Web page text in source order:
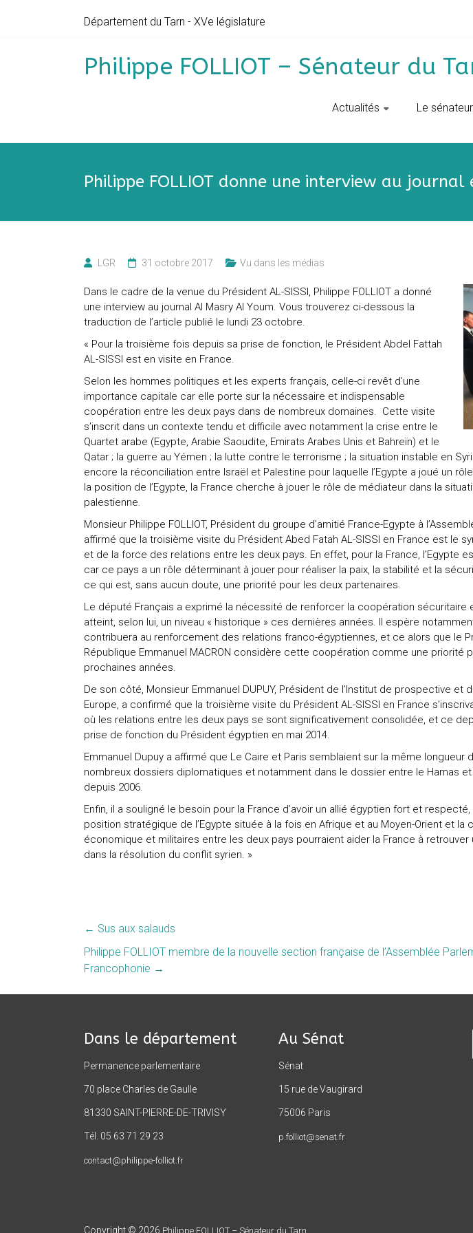
Département du Tarn - XVe législature
Philippe FOLLIOT – Sénateur du
Actualités Le sénateur
Philippe FOLLIOT donne une interview au
LGR 31 octobre 2017 Vu dans les médias
Dans le cadre de la venue du Président AL-SISSI, Philippe FOLLIOT a donné
une interview au journal Al Masry Al Youm. Vous trouverez ci-dessous la
traduction de l’article publié le lundi 23 octobre.
« Pour la troisième fois depuis sa prise de fonction, le Président Abdel Fattah
AL-SISSI est en visite en France.
Selon les hommes politiques et les experts français, celle-ci revêt d’une
importance capitale car elle porte sur la nécessaire et indispensable
coopération entre les deux pays dans de nombreux domaines. Cette visite
s’inscrit dans un contexte tendu et difficile avec notamment la crise entre le
Quartet arabe (Egypte, Arabie Saoudite, Emirats Arabes Unis et Bahreïn) et le
Qatar ; la guerre au Yémen ; la lutte contre le terrorisme ; la situation instable en
encore la réconciliation entre Israël et Palestine pour laquelle l’Egypte a joué un
la position de l’Egypte, la France cherche à jouer le rôle de médiateur dans la
palestienne.
Monsieur Philippe FOLLIOT, Président du groupe d’amitié France-Egypte à
affirmé que la troisième visite du Président Abed Fatah AL-SISSI en France est le
et de la force des relations entre les deux pays. En effet, pour la France, l’Egypte
car ce pays a un rôle déterminant à jouer pour réaliser la paix, la stabilité et la
ce qui est, sans aucun doute, une priorité pour les deux partenaires.
Le député Français a exprimé la nécessité de renforcer la coopération sécuritaire
atteint, selon lui, un niveau « historique » ces dernières années. Il espère
contribuera au renforcement des relations franco-égyptiennes, et ce alors que le
République Emmanuel MACRON considère cette coopération comme une priorité
prochaines années.
De son côté, Monsieur Emmanuel DUPUY, Président de l’Institut de prospective et
Europe, a confirmé que la troisième visite du Président AL-SISSI en France
où les relations entre les deux pays se sont significativement consolidée, et ce
prise de fonction du Président égyptien en mai 2014.
Emmanuel Dupuy a affirmé que Le Caire et Paris semblaient sur la même longueur
nombreux dossiers diplomatiques et notamment dans le dossier entre le Hamas
depuis 2006.
Enfin, il a souligné le besoin pour la France d’avoir un allié égyptien fort et
position stratégique de l’Egypte située à la fois en Afrique et au Moyen-Orient et la
économique et militaires entre les deux pays pourraient aider la France à
dans la résolution du conflit syrien. »
← Sus aux salauds
Philippe FOLLIOT membre de la nouvelle section française de l’Assemblée
Francophonie →
Dans le département
Permanence parlementaire
70 place Charles de Gaulle
81330 SAINT-PIERRE-DE-TRIVISY
Tél. 05 63 71 29 23
contact@philippe-folliot.fr
Au Sénat
Sénat
15 rue de Vaugirard
75006 Paris
p.folliot@senat.fr
Copyright © 2026 Philippe FOLLIOT – Sénateur du Tarn